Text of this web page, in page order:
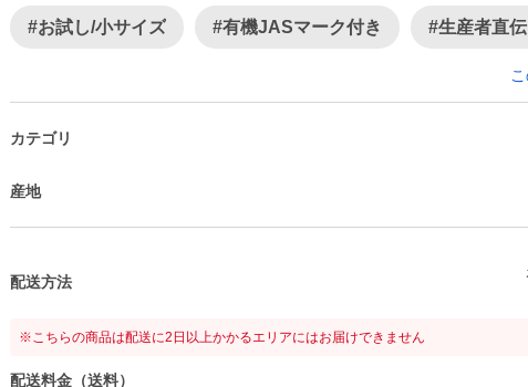
#お試し/小サイズ #有機JASマーク付き #生産者直
カテゴリ
産地
配送方法
※こちらの商品は配送に2日以上かかるエリアにはお届けできません
配送料金（送料）